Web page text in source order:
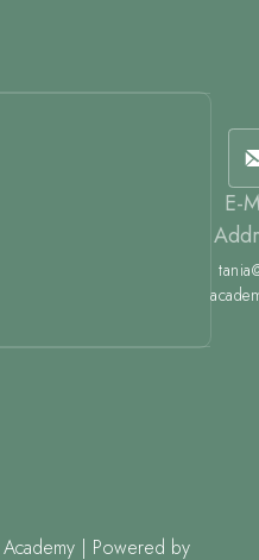
E-
| Powered by